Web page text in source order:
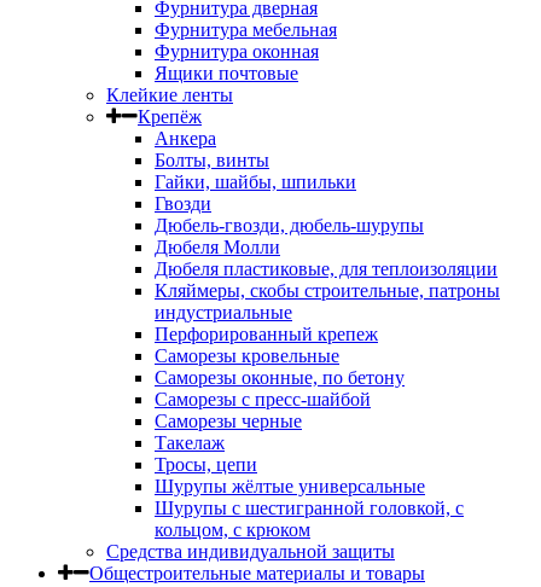
Фурнитура дверная
Фурнитура мебельная
Фурнитура оконная
Ящики почтовые
Клейкие ленты
Крепёж
Анкера
Болты, винты
Гайки, шайбы, шпильки
Гвозди
Дюбель-гвозди, дюбель-шурупы
Дюбеля Молли
Дюбеля пластиковые, для теплоизоляции
Кляймеры, скобы строительные, патроны
индустриальные
Перфорированный крепеж
Саморезы кровельные
Саморезы оконные, по бетону
Саморезы с пресс-шайбой
Саморезы черные
Такелаж
Тросы, цепи
Шурупы жёлтые универсальные
Шурупы с шестигранной головкой, с
кольцом, с крюком
Средства индивидуальной защиты
Общестроительные материалы и товары